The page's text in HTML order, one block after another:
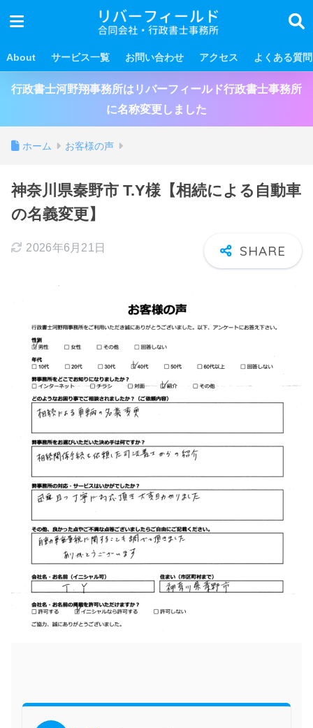
About サービス一覧 お問い合わせ アクセス よくある質問
行政書士河野翔事務所はリバーフィールド行政書士事務所
に名称変更しました
ホーム お客様の声
神奈川県秦野市 T.Y様【相続による自動車
の名義変更】
2026年6月21日